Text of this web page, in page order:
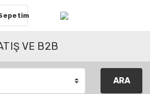
VE B2B
ARA